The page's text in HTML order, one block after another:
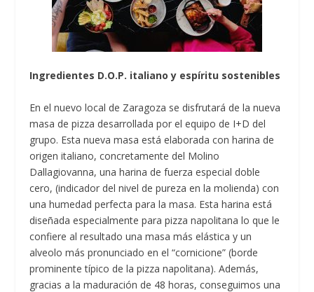
Ingredientes D.O.P. italiano y espíritu sostenibles
En el nuevo local de Zaragoza se disfrutará de la nueva
masa de pizza desarrollada por el equipo de I+D del
grupo. Esta nueva masa está elaborada con harina de
origen italiano, concretamente del Molino
Dallagiovanna, una harina de fuerza especial doble
cero, (indicador del nivel de pureza en la molienda) con
una humedad perfecta para la masa. Esta harina está
diseñada especialmente para pizza napolitana lo que le
confiere al resultado una masa más elástica y un
alveolo más pronunciado en el “cornicione” (borde
prominente típico de la pizza napolitana). Además,
gracias a la maduración de 48 horas, conseguimos una